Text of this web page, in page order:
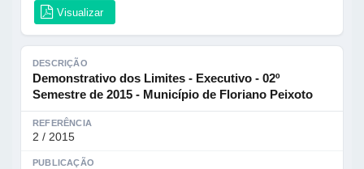
Visualizar
DESCRIÇÃO
Demonstrativo dos Limites - Executivo - 02º
Semestre de 2015 - Município de Floriano Peixoto
REFERÊNCIA
2 / 2015
PUBLICAÇÃO